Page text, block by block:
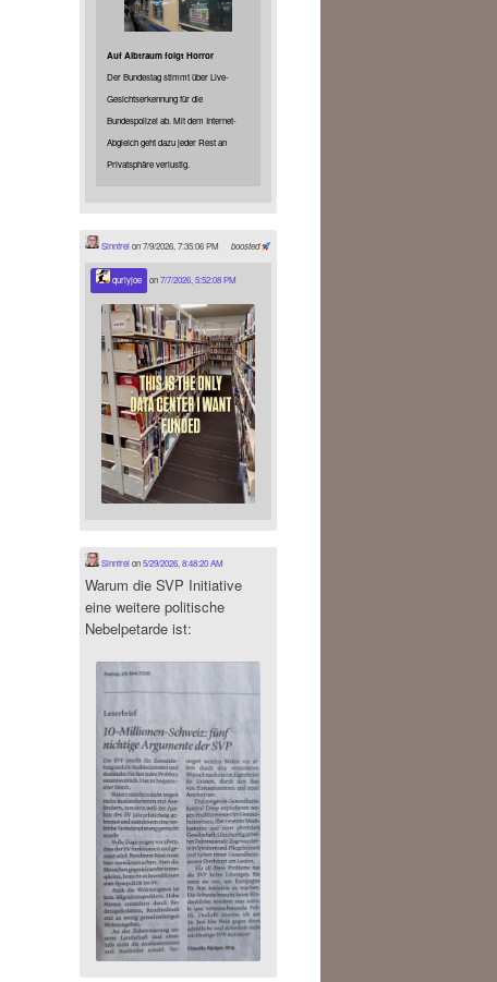
Auf Albtraum folgt Horror
Der Bundestag stimmt über Live-
Gesichtserkennung für die
Bundespolizei ab. Mit dem Internet-
Abgleich geht dazu jeder Rest an
Privatsphäre verlustig.
boosted
Sinnfreion 7/9/2026, 7:35:06 PM
qurlyjoe on7/7/2026, 5:52:08 PM
Sinnfreion5/29/2026, 8:48:20 AM
Warum die SVP Initiative
eine weitere politische
Nebelpetarde ist: